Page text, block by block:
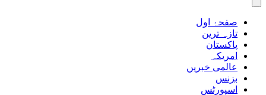
صفحۂ اول
تازہ ترین
پاکستان
امریکہ
عالمی خبریں
بزنس
اسپورٹس